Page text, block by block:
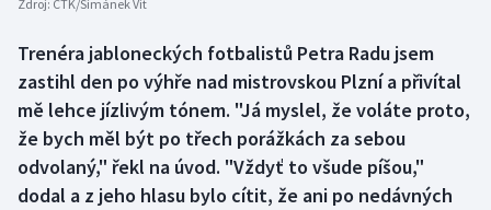
Box
Curling
Dostihy
Zdroj: ČTK/Šimánek Vít
Trenéra jabloneckých fotbalistů Petra Radu jsem
zastihl den po výhře nad mistrovskou Plzní a přivítal
mě lehce jízlivým tónem. "Já myslel, že voláte proto,
že bych měl být po třech porážkách za sebou
odvolaný," řekl na úvod. "Vždyť to všude píšou,"
dodal a z jeho hlasu bylo cítit, že ani po nedávných